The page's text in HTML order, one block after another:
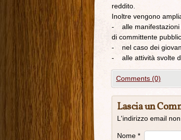
reddito.
Inoltre vengono
- alle manifestazioni
di committente
- nel caso dei
- alle attività svolte
Comments (0)
Lascia un
L'indirizzo email
Nome *